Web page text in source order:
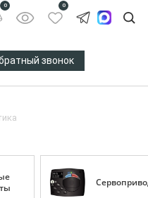
0 0
звонок